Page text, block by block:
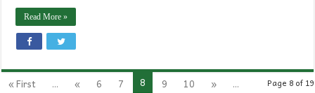
Read More »
Page 8 of 19
« First ... « 6 7 8 9 10 »
...